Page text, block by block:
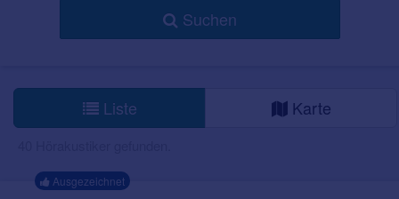
Suchen
Liste Karte
Ausgezeichnet